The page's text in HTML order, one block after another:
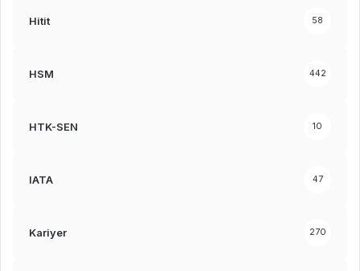
Hitit 58
HSM 442
HTK-SEN 10
IATA 47
Kariyer 270